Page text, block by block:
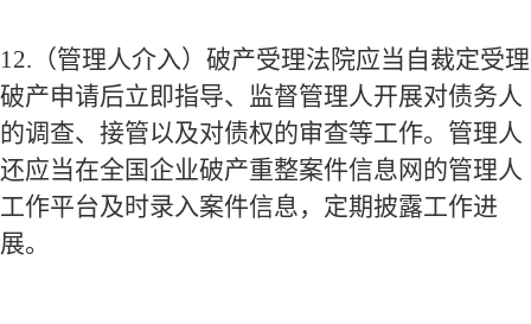
12. （管理人介入）破产受理法院应当自裁定受理
破产申请后立即指导、监督管理人开展对债务人
的调查、接管以及对债权的审查等工作。管理人
还应当在全国企业破产重整案件信息网的管理人
工作平台及时录入案件信息，定期披露工作进
展。